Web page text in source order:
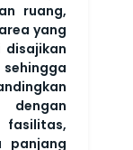
ruang,
yang
disajikan
fasilitas,
panjang